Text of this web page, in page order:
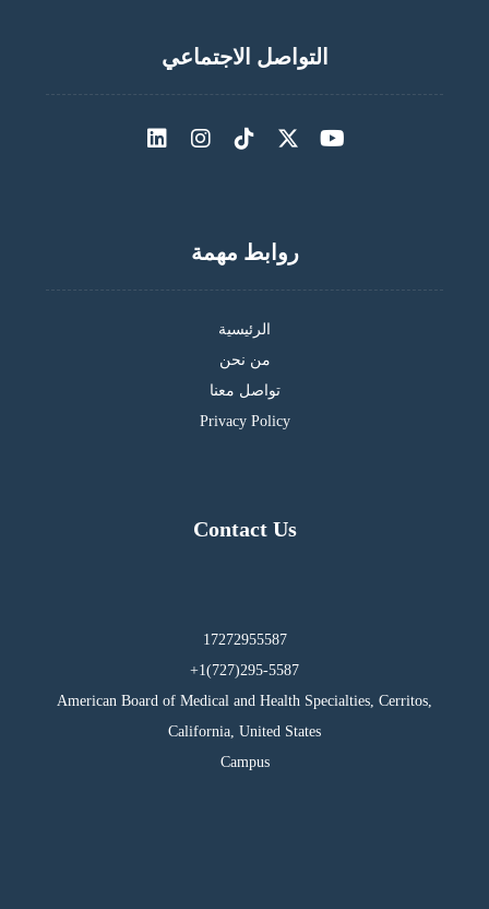
التواصل الاجتماعي
روابط مهمة
الرئيسية
من نحن
تواصل معنا
Privacy Policy
Contact Us
17272955587
295-5587(727)1+
American Board of Medical and Health Specialties, Cerritos,
California, United States
Campus